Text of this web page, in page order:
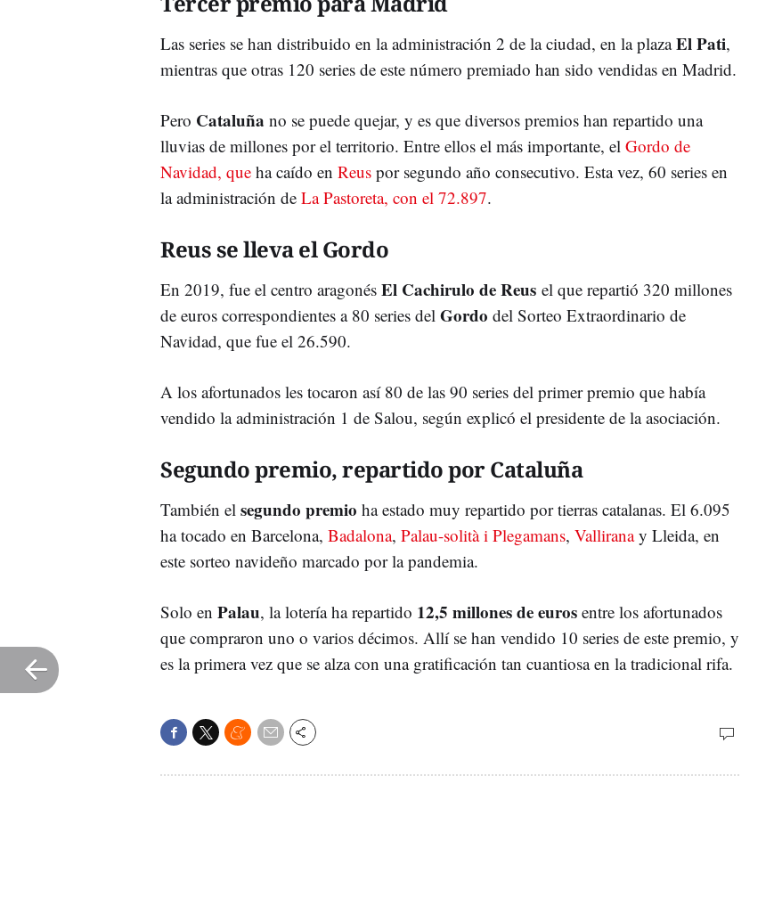
Las series se han distribuido en la administración 2 de la ciudad, en la plazaEl Pati,
mientras que otras 120 series de este número premiado han sido vendidas en Madrid.
Pero Cataluña no se puede quejar, y es que diversos premios han repartido una
lluvias de millones por el territorio. Entre ellos el más importante, el Gordo de
Navidad, que ha caído en Reus por segundo año consecutivo. Esta vez, 60 series en
la administración de La Pastoreta, con el 72.897.
Reus se lleva el Gordo
En 2019, fue el centro aragonés El Cachirulo de Reus el que repartió 320 millones
de euros correspondientes a 80 series del Gordo del Sorteo Extraordinario de
Navidad, que fue el 26.590.
A los afortunados les tocaron así 80 de las 90 series del primer premio que había
vendido la administración 1 de Salou, según explicó el presidente de la asociación.
Segundo premio, repartido por Cataluña
También el segundo premio ha estado muy repartido por tierras catalanas. El 6.095
ha tocado en Barcelona, Badalona, Palau-solità i Plegamans, Valliranay Lleida, en
este sorteo navideño marcado por la pandemia.
Solo en Palau, la lotería ha repartido 12,5 millones de euros entre los afortunados
que compraron uno o varios décimos. Allí se han vendido 10 series de este premio, y
es la primera vez que se alza con una gratificación tan cuantiosa en la tradicional rifa.